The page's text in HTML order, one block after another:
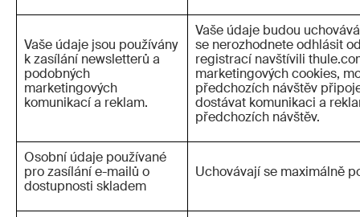
Vaše údaje jsou používány
k zasílání newsletterů a
podobných
marketingových
komunikací a reklam.
Vaše údaje budou
se nerozhodnete odhlásit
registrací navštívili
marketingových cookies,
předchozích návštěv
dostávat komunikaci a
předchozích návštěv.
Osobní údaje používané
pro zasílání e-mailů o
dostupnosti skladem
Uchovávají se maximálně